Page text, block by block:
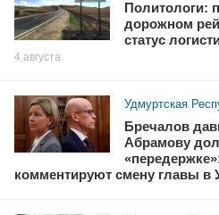
Политологи:
дорожном
статус
4 августа
Удмуртская
Бречалов
Абрамову
комментируют смену главы в